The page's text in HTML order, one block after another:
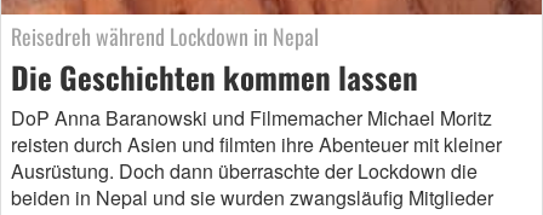
Reisedreh während Lockdown in Nepal
Die Geschichten kommen lassen
DoP Anna Baranowski und Filmemacher Michael Moritz
reisten durch Asien und filmten ihre Abenteuer mit kleiner
Ausrüstung. Doch dann überraschte der Lockdown die
beiden in Nepal und sie wurden zwangsläufig Mitglieder